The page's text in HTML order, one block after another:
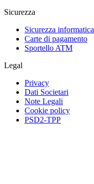
Sicurezza
Sicurezza informatica
Carte di pagamento
Sportello ATM
Legal
Privacy
Dati Societari
Note Legali
Cookie policy
PSD2-TPP